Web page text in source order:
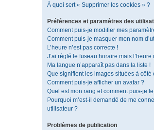
À quoi sert « Supprimer les cookies » ?
Préférences et paramètres des
Comment puis-je modifier mes
Comment puis-je masquer mon nom
L’heure n’est pas correcte !
J’ai réglé le fuseau horaire mais l’heure
Ma langue n’apparaît pas dans la liste !
Que signifient les images situées à côté
Comment puis-je afficher un avatar ?
Quel est mon rang et comment puis-je
Pourquoi m’est-il demandé de me
utilisateur ?
Problèmes de publication